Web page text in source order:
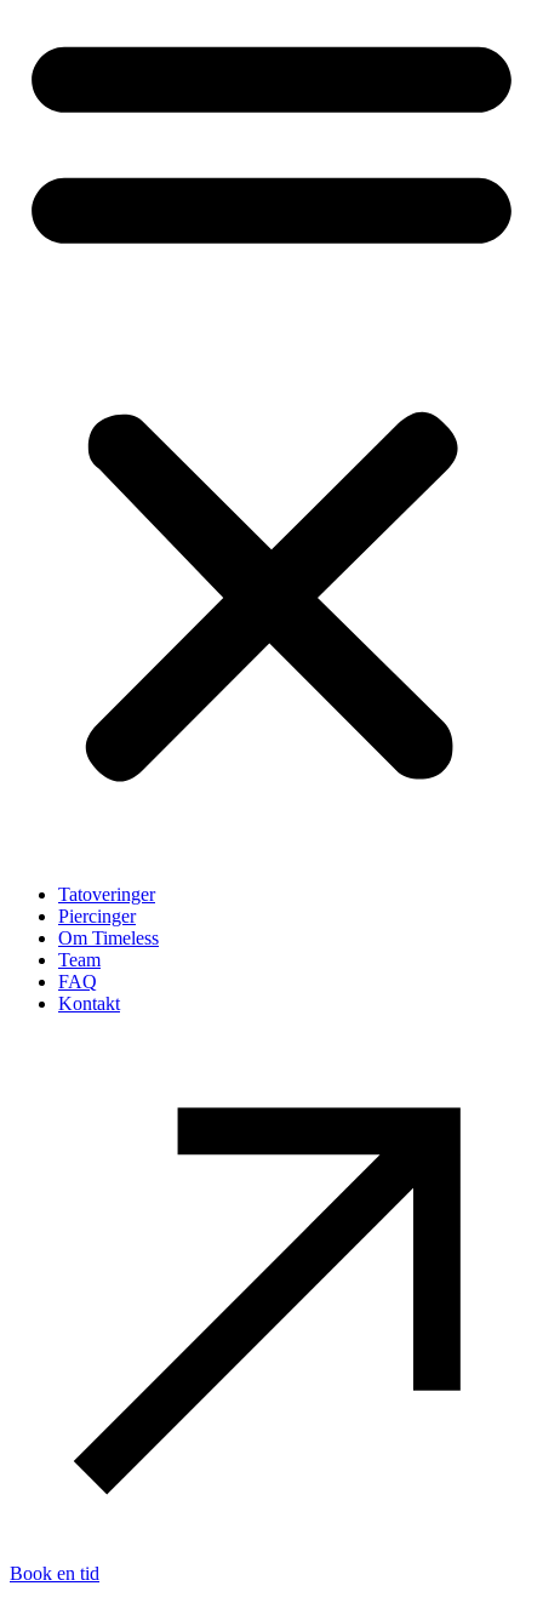
Tatoveringer
Piercinger
Om Timeless
Team
FAQ
Kontakt
Book en tid